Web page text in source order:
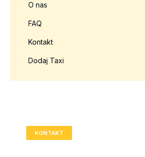
O nas
FAQ
Kontakt
Dodaj Taxi
KONTAKT